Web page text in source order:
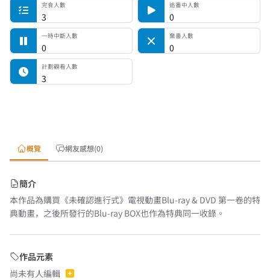
完食人數
3
追番中人數
0
一時中斷人數
0
棄番人數
0
計劃觀看人數
3
概覽 網友感想(0)
簡介
本作品為購買《未確認進行式》電視動畫Blu-ray & DVD 第一卷的特
典動畫，之後所發行的Blu-ray BOX也作為特典同一收錄。
作品元素
尚未有人編輯